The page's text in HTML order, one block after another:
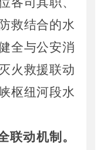
救结合的水
全与公安消
火救援联动
枢纽河段水
联动机制 。